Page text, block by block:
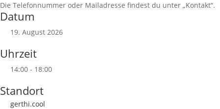
Die Telefonnummer oder Mailadresse findest du unter „Kontakt“.
Datum
19. August 2026
Uhrzeit
14:00 - 18:00
Standort
gerthi.cool